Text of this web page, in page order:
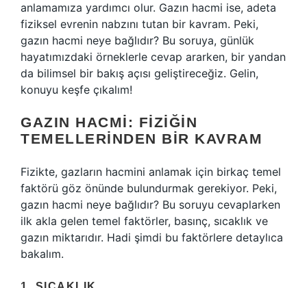
anlamamıza yardımcı olur. Gazın hacmi ise, adeta
fiziksel evrenin nabzını tutan bir kavram. Peki,
gazın hacmi neye bağlıdır? Bu soruya, günlük
hayatımızdaki örneklerle cevap ararken, bir yandan
da bilimsel bir bakış açısı geliştireceğiz. Gelin,
konuyu keşfe çıkalım!
GAZIN HACMI: FIZIĞIN
TEMELLERINDEN BIR KAVRAM
Fizikte, gazların hacmini anlamak için birkaç temel
faktörü göz önünde bulundurmak gerekiyor. Peki,
gazın hacmi neye bağlıdır? Bu soruyu cevaplarken
ilk akla gelen temel faktörler, basınç, sıcaklık ve
gazın miktarıdır. Hadi şimdi bu faktörlere detaylıca
bakalım.